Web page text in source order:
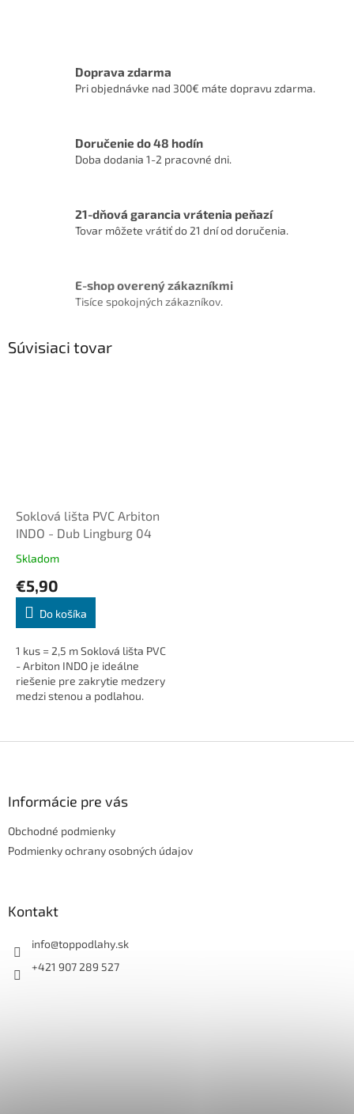
Doprava zdarma
Pri objednávke nad 300€ máte dopravu zdarma.
Doručenie do 48 hodín
Doba dodania 1-2 pracovné dni.
21-dňová garancia vrátenia peňazí
Tovar môžete vrátiť do 21 dní od doručenia.
E-shop overený zákazníkmi
Tisíce spokojných zákazníkov.
Súvisiaci tovar
Soklová lišta PVC Arbiton
INDO - Dub Lingburg 04
Skladom
€5,90
Do košíka
1 kus = 2,5 m Soklová lišta PVC
- Arbiton INDO je ideálne
riešenie pre zakrytie medzery
medzi stenou a podlahou.
káble...
Informácie pre vás
Obchodné podmienky
Podmienky ochrany osobných údajov
Kontakt
info@toppodlahy.sk
+421 907 289 527